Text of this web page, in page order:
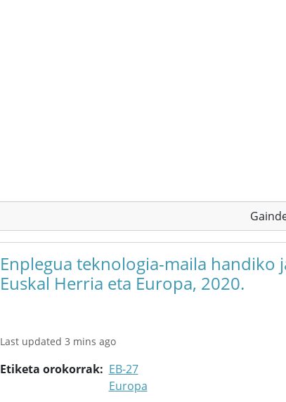
Enplegua teknologia-maila handiko
Euskal Herria eta Europa, 2020.
Last updated 3 mins ago
Etiketa orokorrak
EB-27
Europa